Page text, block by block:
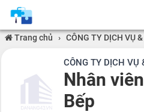
Trang chủ › CÔNG TY DỊCH VỤ
CÔNG TY DỊCH VỤ
Nhân
Bếp